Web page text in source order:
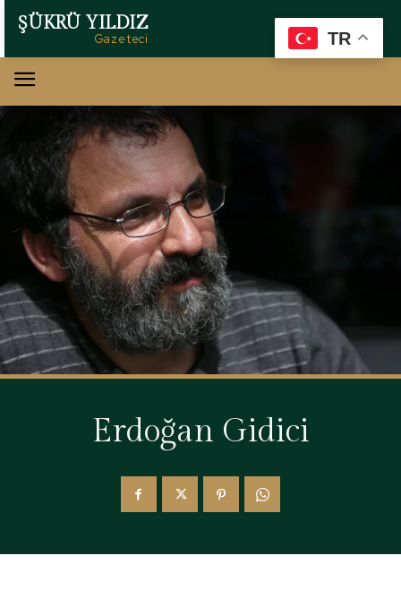
ŞÜKRÜ YILDIZ
Gazeteci
Erdoğan Gidici
TR